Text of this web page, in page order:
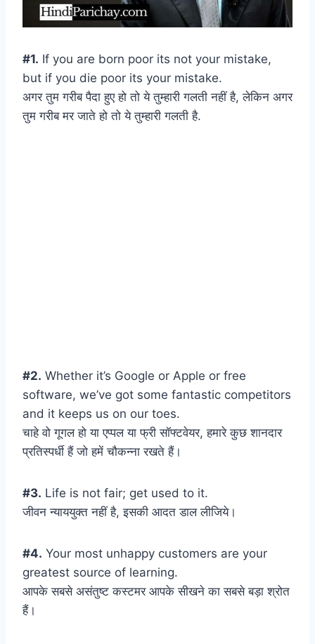
#1. If you are born poor its not your mistake,
but if you die poor its your mistake.
अगर तुम गरीब पैदा हुए हो तो ये तुम्हारी गलती नहीं है, लेकिन अगर
तुम गरीब मर जाते हो तो ये तुम्हारी गलती है.
#2. Whether it’s Google or Apple or free
software, we’ve got some fantastic competitors
and it keeps us on our toes.
चाहे वो गूगल हो या एप्पल या फ्री सॉफ्टवेयर, हमारे कुछ शानदार
प्रतिस्पर्धी हैं जो हमें चौकन्ना रखते हैं।
#3. Life is not fair; get used to it.
जीवन न्याययुक्त नहीं है, इसकी आदत डाल लीजिये।
#4. Your most unhappy customers are your
greatest source of learning.
आपके सबसे असंतुष्ट कस्टमर आपके सीखने का सबसे बड़ा श्रोत
हैं।